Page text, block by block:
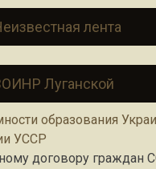
лента
Луганской
образования
УССР
договору граждан